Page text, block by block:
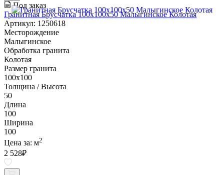
Под заказ
Гранитная Брусчатка 100х100x50 Малыгинское Колотая
Артикул: 1250618
Месторождение
Малыгинское
Обработка гранита
Колотая
Размер гранита
100х100
Толщина / Высота
50
Длина
100
Ширина
100
Цена за: м2
2 528₽